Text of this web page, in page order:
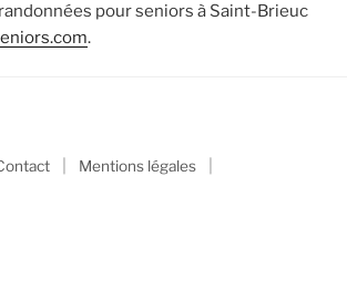
pour seniors à Saint-Brieuc
.
Mentions légales